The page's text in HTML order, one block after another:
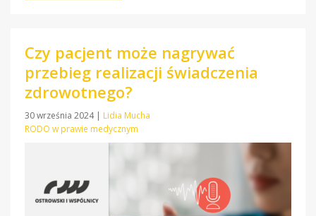
Czy pacjent może nagrywać
przebieg realizacji świadczenia
zdrowotnego?
30 września 2024
Lidia Mucha
RODO w prawie medycznym